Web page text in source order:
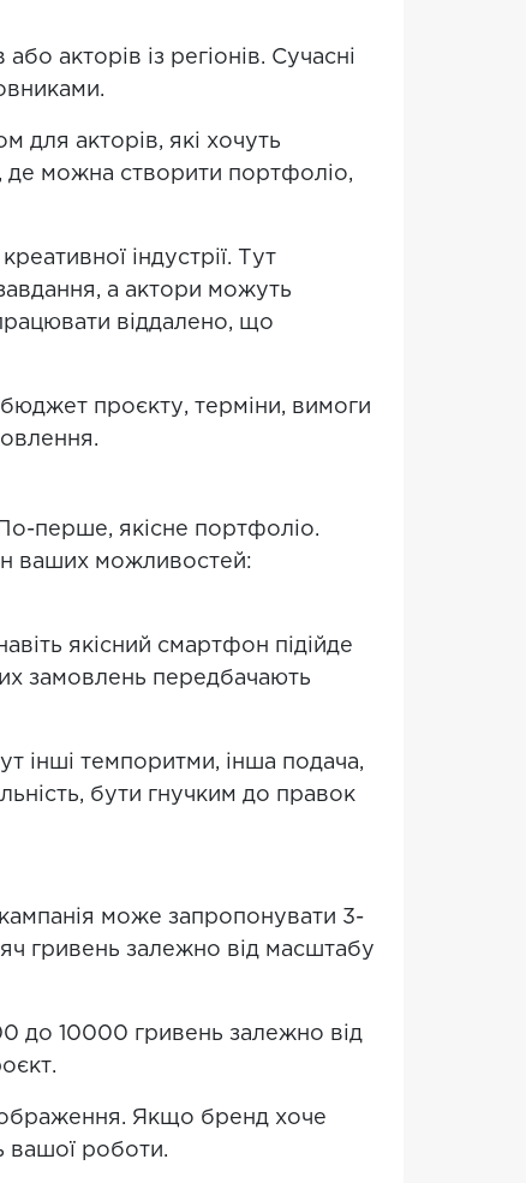
акторів із регіонів. Сучасні
для акторів, які хочуть
де можна створити портфоліо,
індустрії. Тут
а актори можуть
віддалено, що
проєкту, терміни, вимоги
По-перше, якісне портфоліо.
ваших можливостей:
якісний смартфон підійде
замовлень передбачають
інші темпоритми, інша подача,
бути гнучким до правок
може запропонувати 3-
гривень залежно від масштабу
до 10000 гривень залежно від
Якщо бренд хоче
вашої роботи.